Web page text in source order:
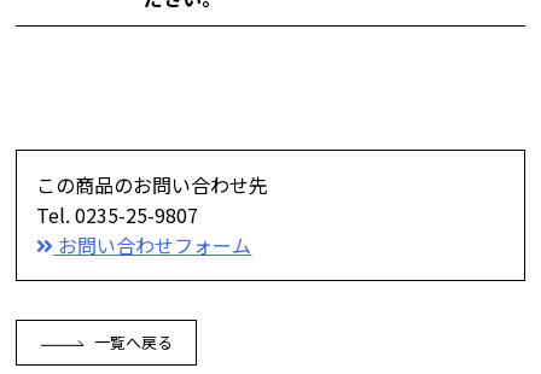
この商品のお問い合わせ先
Tel. 0235-25-9807
お問い合わせフォーム
一覧へ戻る